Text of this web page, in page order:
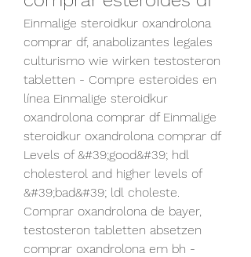
Einmalige steroidkur oxandrolona
comprar df, anabolizantes legales
culturismo wie wirken testosteron
tabletten - Compre esteroides en
línea Einmalige steroidkur
oxandrolona comprar df Einmalige
steroidkur oxandrolona comprar df
Levels of &#39;good&#39; hdl
cholesterol and higher levels of
&#39;bad&#39; ldl choleste.
Comprar oxandrolona de bayer,
testosteron tabletten absetzen
comprar oxandrolona em bh -